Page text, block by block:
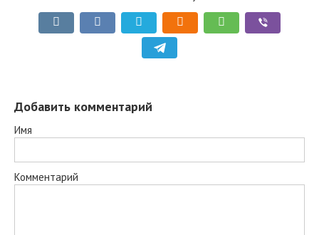
Добавить комментарий
Имя
Комментарий